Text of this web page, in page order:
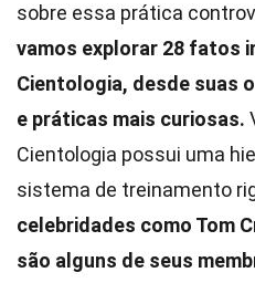
sobre essa prática
vamos explorar 28 fatos
Cientologia, desde suas
e práticas mais curiosas.
Cientologia possui uma
sistema de treinamento
celebridades como Tom
são alguns de seus